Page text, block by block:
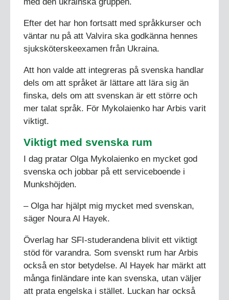
Efter det har hon fortsatt med språkkurser och
väntar nu på att Valvira ska godkänna hennes
sjuksköterskeexamen från Ukraina.
Att hon valde att integreras på svenska handlar
dels om att språket är lättare att lära sig än
finska, dels om att svenskan är ett större och
mer talat språk. För Mykolaienko har Arbis varit
viktigt.
Viktigt med svenska rum
I dag pratar Olga Mykolaienko en mycket god
svenska och jobbar på ett serviceboende i
Munkshöjden.
– Olga har hjälpt mig mycket med svenskan,
säger Noura Al Hayek.
Överlag har SFI-studerandena blivit ett viktigt
stöd för varandra. Som svenskt rum har Arbis
också en stor betydelse. Al Hayek har märkt att
många finländare inte kan svenska, utan väljer
att prata engelska i stället. Luckan har också